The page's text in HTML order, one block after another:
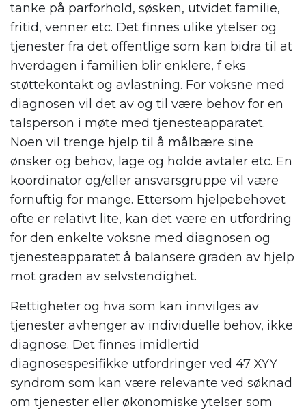
tanke på parforhold, søsken, utvidet familie,
fritid, venner etc. Det finnes ulike ytelser og
tjenester fra det offentlige som kan bidra til at
hverdagen i familien blir enklere, f eks
støttekontakt og avlastning. For voksne med
diagnosen vil det av og til være behov for en
talsperson i møte med tjenesteapparatet.
Noen vil trenge hjelp til å målbære sine
ønsker og behov, lage og holde avtaler etc. En
koordinator og/eller ansvarsgruppe vil være
fornuftig for mange. Ettersom hjelpebehovet
ofte er relativt lite, kan det være en utfordring
for den enkelte voksne med diagnosen og
tjenesteapparatet å balansere graden av hjelp
mot graden av selvstendighet.
Rettigheter og hva som kan innvilges av
tjenester avhenger av individuelle behov, ikke
diagnose. Det finnes imidlertid
diagnosespesifikke utfordringer ved 47 XYY
syndrom som kan være relevante ved søknad
om tjenester eller økonomiske ytelser som